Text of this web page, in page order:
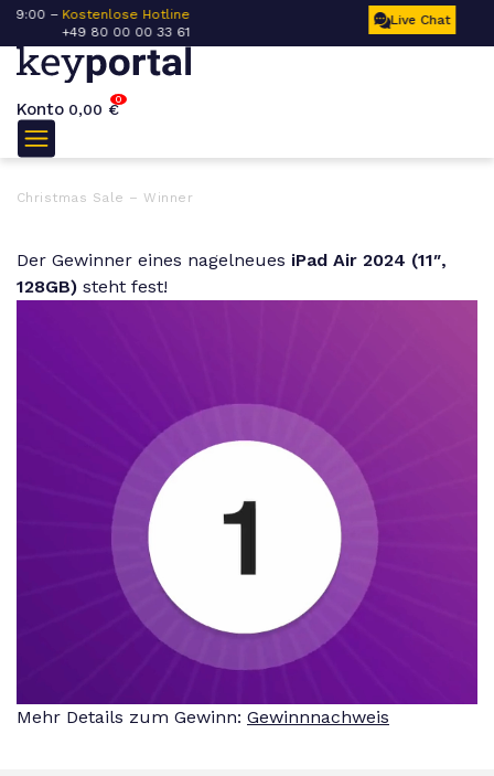
– Kostenlose Hotline
+49 80 00 00 33 61
Live Chat
Konto
0
0,00 €
Christmas Sale – Winner
Der Gewinner eines nagelneues iPad Air 2024 (11″,
128GB) steht fest!
Mehr Details zum Gewinn: Gewinnnachweis